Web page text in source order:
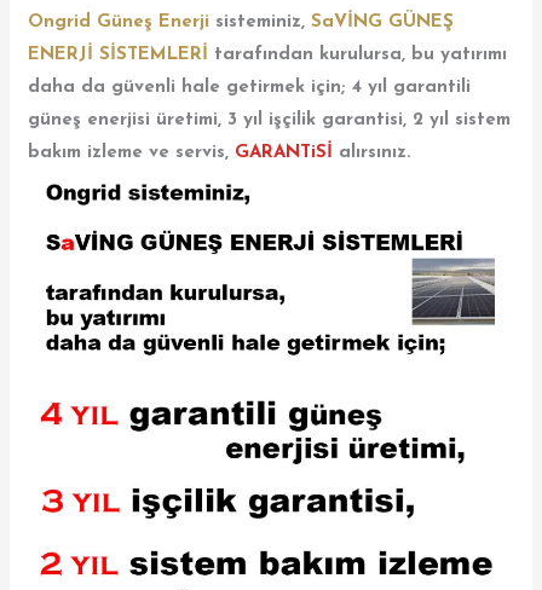
Ongrid Güneş Enerji sisteminiz,SaVİNG GÜNEŞ
ENERJİ SİSTEMLERİ
tarafından kurulursa, bu yatırımı
daha da güvenli hale getirmek için; 4 yıl garantili
güneş enerjisi üretimi, 3 yıl işçilik garantisi, 2 yıl sistem
bakım izleme ve servis, GARANTiSİ alırsınız.